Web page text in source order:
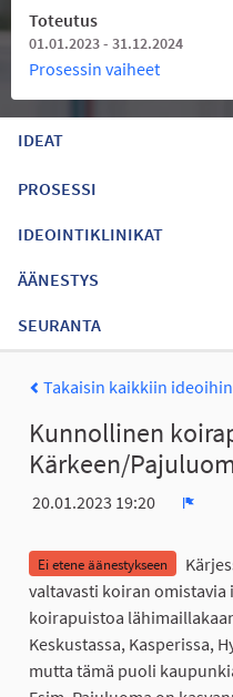
Toteutus
01.01.2023 - 31.12.2024
Prosessin vaiheet
IDEAT
PROSESSI
IDEOINTIKLINIKAT
ÄÄNESTYS
SEURANTA
Takaisin kaikkiin ideoihin
Kunnollinen
Kärkeen/
20.01.2023 19:20
Ei etene äänestykseen
valtavasti koiran
koirapuistoa
Keskustassa, Kasperissa,
mutta tämä puoli